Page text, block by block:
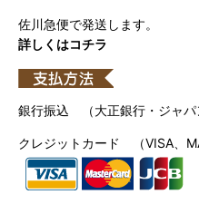
佐川急便で発送します。
詳しくはコチラ
銀行振込 （大正銀行・ジャパ
クレジットカード （VISA、